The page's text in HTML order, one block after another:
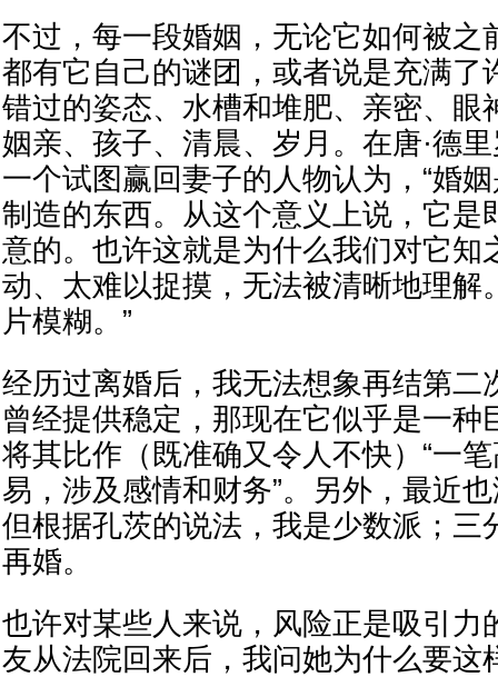
不过，每一段婚姻，无论它如何被之
都有它自己的谜团，或者说是充满了
错过的姿态、水槽和堆肥、亲密、眼
姻亲、孩子、清晨、岁月。在唐·德
一个试图赢回妻子的人物认为，“婚
制造的东西。从这个意义上说，它是
意的。也许这就是为什么我们对它知
动、太难以捉摸，无法被清晰地理解
片模糊。”
经历过离婚后，我无法想象再结第二
曾经提供稳定，那现在它似乎是一种
将其比作（既准确又令人不快）“一
易，涉及感情和财务”。另外，最近
但根据孔茨的说法，我是少数派；三
再婚。
也许对某些人来说，风险正是吸引力
友从法院回来后，我问她为什么要这